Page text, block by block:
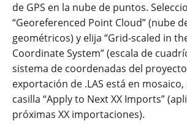
de GPS en la nube de puntos.
“Georeferenced Point Cloud” (nube
geométricos) y elija “Grid-scaled in
Coordinate System” (escala de
sistema de coordenadas del
exportación de .LAS está en
casilla “Apply to Next XX Imports”
próximas XX importaciones).